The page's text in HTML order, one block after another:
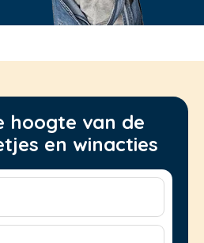
hoogte van de
en winacties